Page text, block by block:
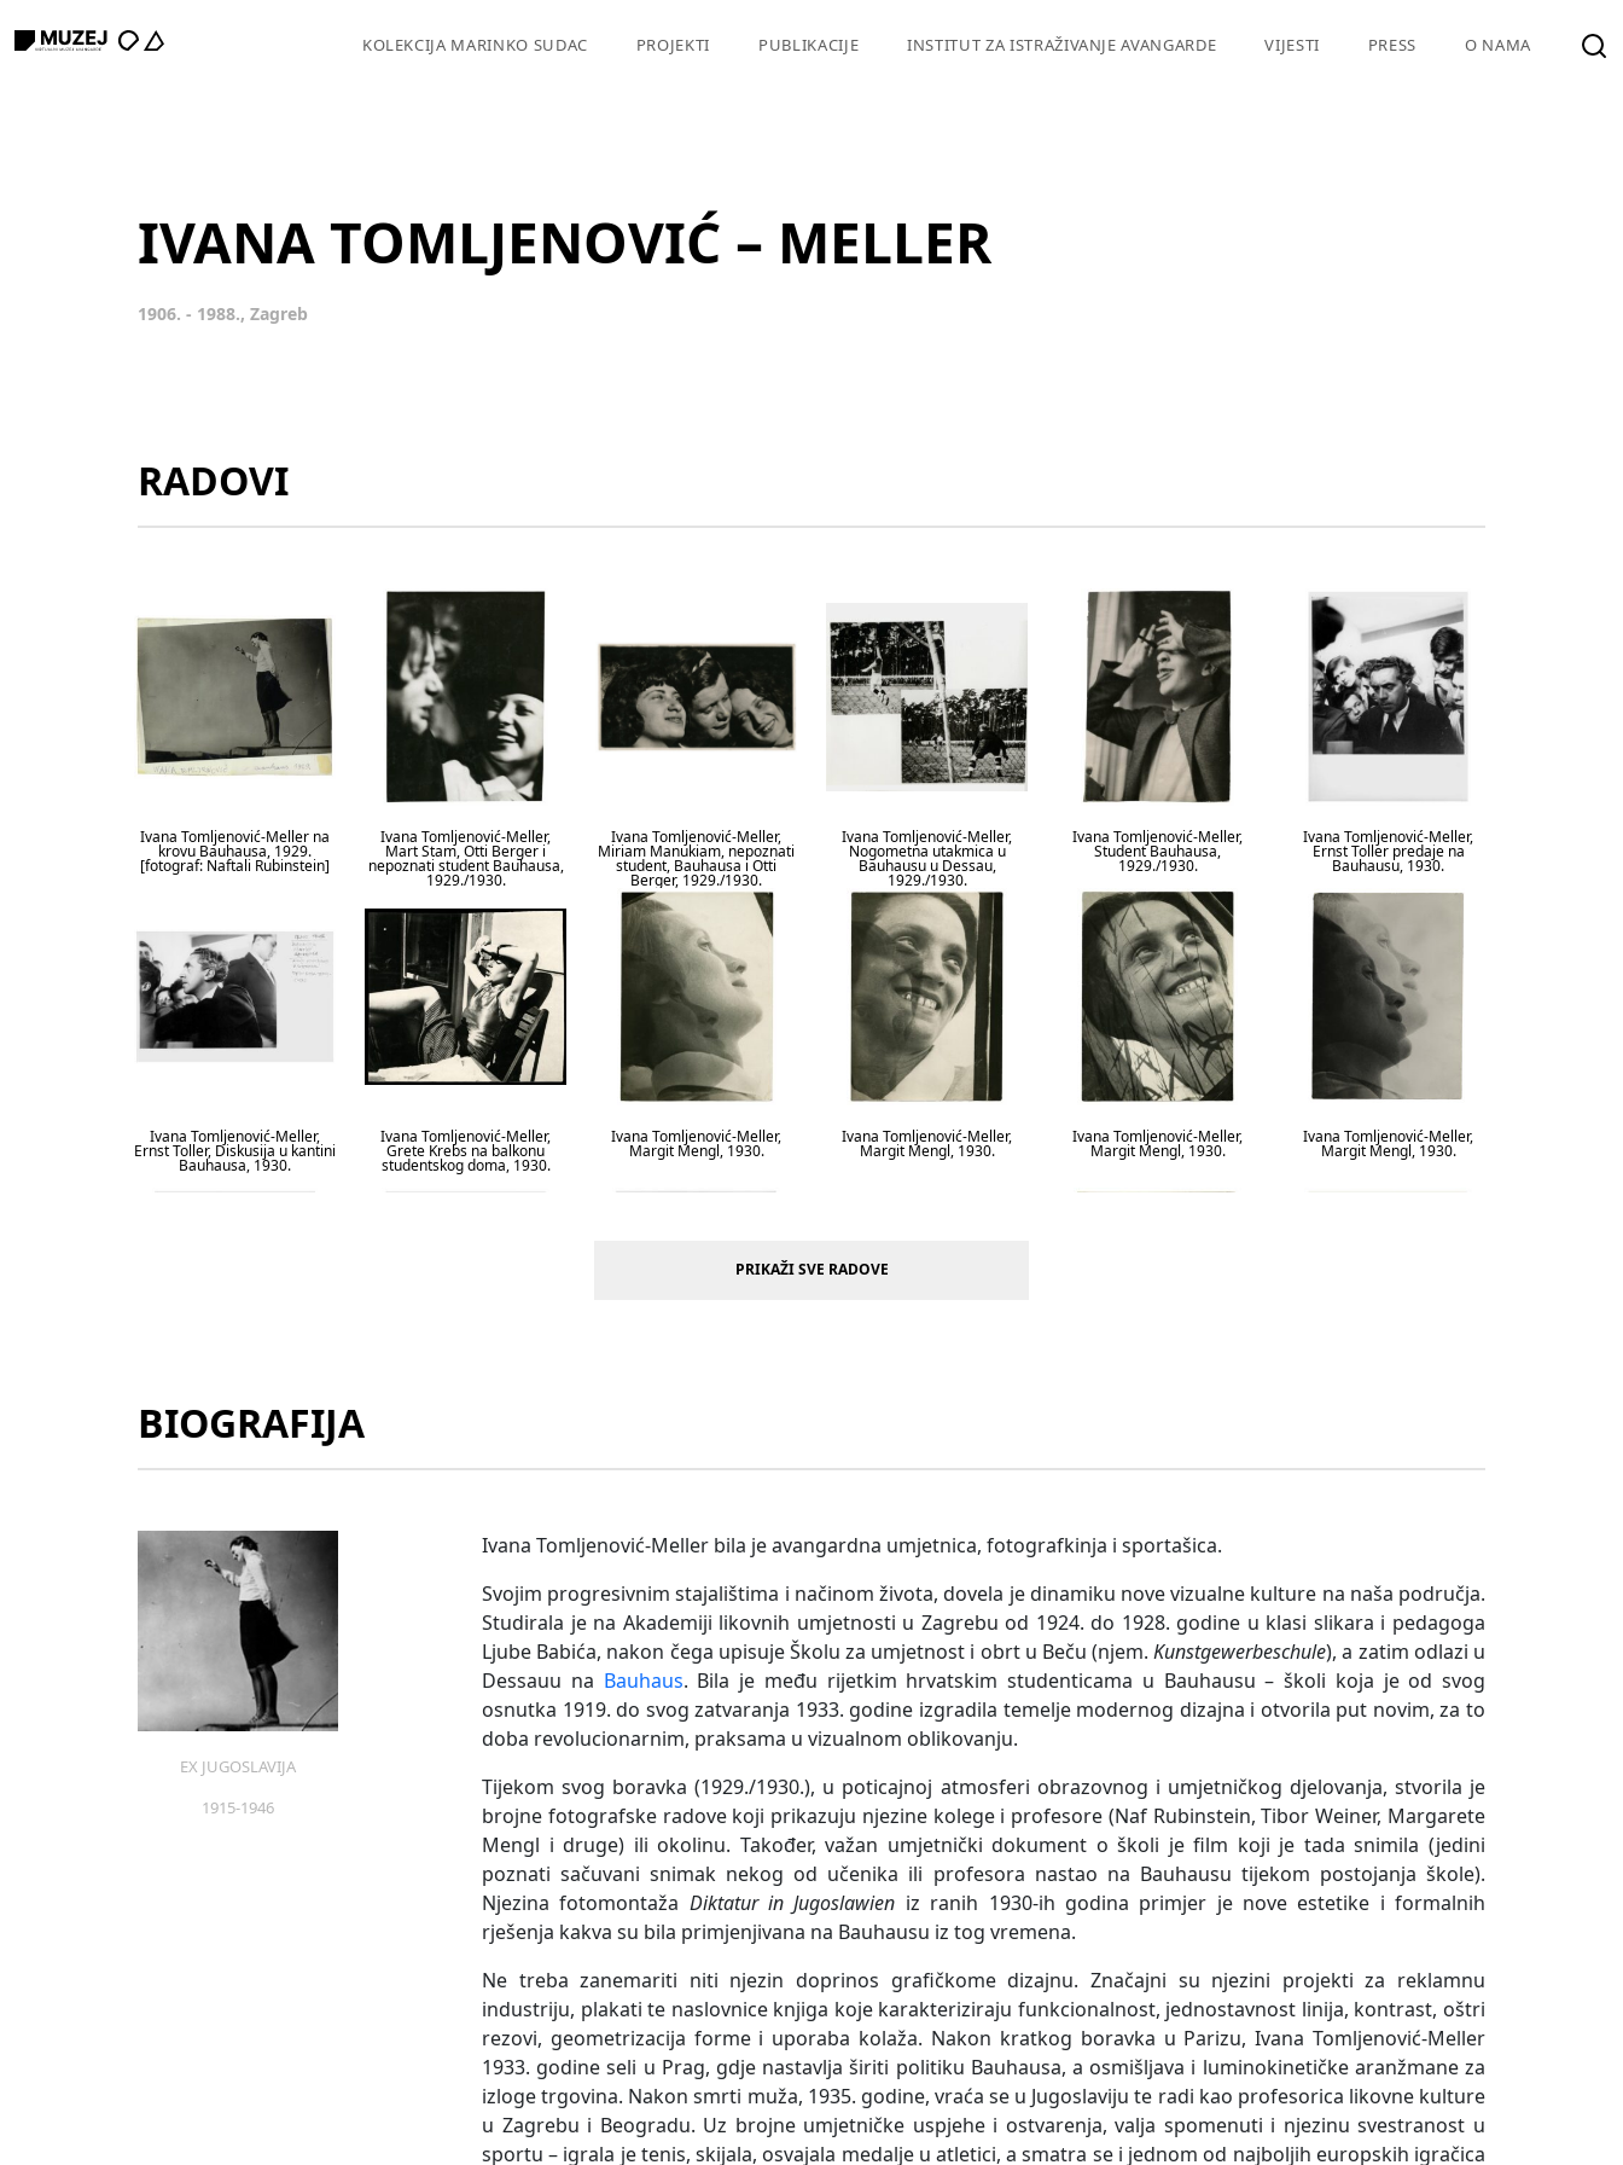
KOLEKCIJA MARINKO SUDAC PROJEKTI PUBLIKACIJE INSTITUT ZA ISTRAŽIVANJE AVANGARDE VIJESTI PRESS O NAMA
IVANA TOMLJENOVIĆ – MELLER
1906. - 1988., Zagreb
RADOVI
Ivana Tomljenović-Meller na
krovu Bauhausa, 1929.
[fotograf: Naftali Rubinstein]
Ivana Tomljenović-Meller,
Mart Stam, Otti Berger i
nepoznati student Bauhausa,
1929./1930.
Ivana Tomljenović-Meller,
Miriam Manukiam, nepoznati
student, Bauhausa i Otti
Berger, 1929./1930.
Ivana Tomljenović-Meller,
Nogometna utakmica u
Bauhausu u Dessau,
1929./1930.
Ivana Tomljenović-Meller,
Student Bauhausa,
1929./1930.
Ivana Tomljenović-Meller,
Ernst Toller predaje na
Bauhausu, 1930.
Ivana Tomljenović-Meller,
Ernst Toller, Diskusija u kantini
Bauhausa, 1930.
Ivana Tomljenović-Meller,
Grete Krebs na balkonu
studentskog doma, 1930.
Ivana Tomljenović-Meller,
Margit Mengl, 1930.
Ivana Tomljenović-Meller,
Margit Mengl, 1930.
Ivana Tomljenović-Meller,
Margit Mengl, 1930.
Ivana Tomljenović-Meller,
Margit Mengl, 1930.
Ivana Tomljenović-Meller, Naf
maja, 1930./1931. 1930.
Ivana Tomljenović-Meller, Ivana Tomljenović-Meller,
Tibor Weiner i David Feist,
Ivana Tomljenović-Meller,
Tibor Weiner, 1930.
Ivana Tomljenović-Meller, Willi
Jungmittag, 1930.
Ivana Tomljenović-Meller, Bez
naslova, 1930.
Ivana Tomljenović-Meller, Bez
naslova, 1930.
Ivana Tomljenović-Meller, Bez
naslova, 1930.
Ivana Tomljenović-Meller, Das
Mädel aus U.S.A, 1930.
Ivana Tomljenović-Meller,
Dizajn naslovnice brošure
“Diktatura u Jugoslaviji”, 1930.
PRIKAŽI SVE RADOVE
BIOGRAFIJA
EX JUGOSLAVIJA
1915-1946
Ivana Tomljenović-Meller bila je avangardna umjetnica, fotografkinja i sportašica.
Svojim progresivnim stajalištima i načinom života, dovela je dinamiku nove vizualne kulture na naša područja.
Studirala je na Akademiji likovnih umjetnosti u Zagrebu od 1924. do 1928. godine u klasi slikara i pedagoga
Ljube Babića, nakon čega upisuje Školu za umjetnost i obrt u Beču (njem.Kunstgewerbeschule), a zatim odlazi u
Dessauu na Bauhaus. Bila je među rijetkim hrvatskim studenticama u Bauhausu – školi koja je od svog
osnutka 1919. do svog zatvaranja 1933. godine izgradila temelje modernog dizajna i otvorila put novim, za to
doba revolucionarnim, praksama u vizualnom oblikovanju.
Tijekom svog boravka (1929./1930.), u poticajnoj atmosferi obrazovnog i umjetničkog djelovanja, stvorila je
brojne fotografske radove koji prikazuju njezine kolege i profesore (Naf Rubinstein, Tibor Weiner, Margarete
Mengl i druge) ili okolinu. Također, važan umjetnički dokument o školi je film koji je tada snimila (jedini
poznati sačuvani snimak nekog od učenika ili profesora nastao na Bauhausu tijekom postojanja škole).
Njezina fotomontaža Diktatur in Jugoslawien iz ranih 1930-ih godina primjer je nove estetike i formalnih
rješenja kakva su bila primjenjivana na Bauhausu iz tog vremena.
Ne treba zanemariti niti njezin doprinos grafičkome dizajnu. Značajni su njezini projekti za reklamnu
industriju, plakati te naslovnice knjiga koje karakteriziraju funkcionalnost, jednostavnost linija, kontrast, oštri
rezovi, geometrizacija forme i uporaba kolaža. Nakon kratkog boravka u Parizu, Ivana Tomljenović-Meller
1933. godine seli u Prag, gdje nastavlja širiti politiku Bauhausa, a osmišljava i luminokinetičke aranžmane za
izloge trgovina. Nakon smrti muža, 1935. godine, vraća se u Jugoslaviju te radi kao profesorica likovne kulture
u Zagrebu i Beogradu. Uz brojne umjetničke uspjehe i ostvarenja, valja spomenuti i njezinu svestranost u
sportu – igrala je tenis, skijala, osvajala medalje u atletici, a smatra se i jednom od najboljih europskih igračica